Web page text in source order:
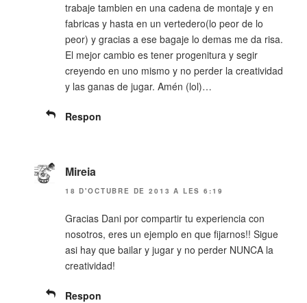
trabaje tambien en una cadena de montaje y en
fabricas y hasta en un vertedero(lo peor de lo
peor) y gracias a ese bagaje lo demas me da risa.
El mejor cambio es tener progenitura y segir
creyendo en uno mismo y no perder la creatividad
y las ganas de jugar. Amén (lol)…
Respon
Mireia
18 D'OCTUBRE DE 2013 A LES 6:19
Gracias Dani por compartir tu experiencia con
nosotros, eres un ejemplo en que fijarnos!! Sigue
asi hay que bailar y jugar y no perder NUNCA la
creatividad!
Respon